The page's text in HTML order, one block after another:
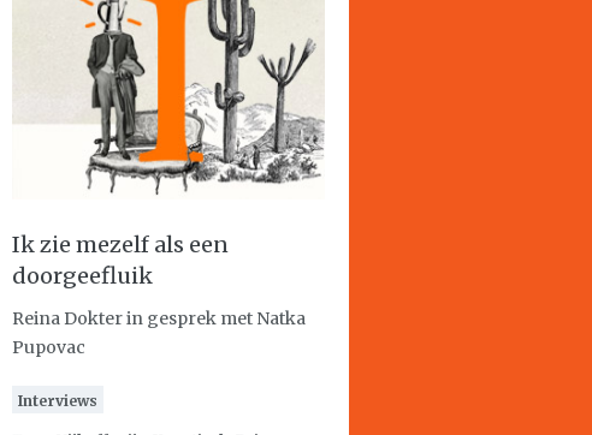
Ik zie mezelf als een
doorgeefluik
Reina Dokter in gesprek met Natka
Pupovac
Interviews